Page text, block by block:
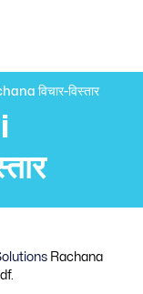
विचार-विस्तार
Rachana